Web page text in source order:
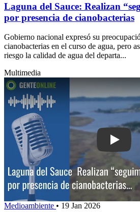
Laguna del Sauce: Realizan
por presencia de cianobacterias
Gobierno nacional expresó su
cianobacterias en el curso de agua, pero
riesgo la calidad de agua del departa...
Multimedia
Medioambiente • 19 Jan 2026